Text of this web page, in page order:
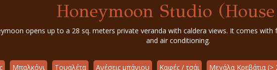
Honeymoon Studio
opens up to a 28 sq. meters private veranda with caldera views. It comes
and air conditioning.
Μπαλκόνι Τουαλέτα Ανέσεις μπάνιου Καφές / τσάι Μεγάλα Κρεβάτια (>